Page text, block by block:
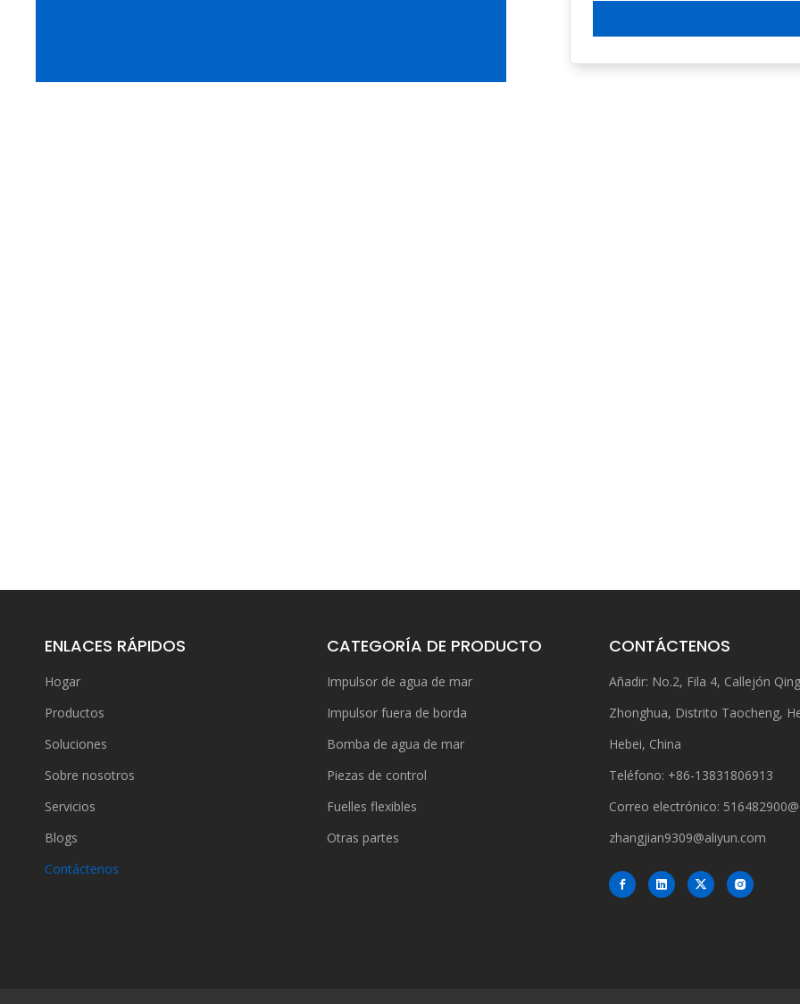
ENLACES RÁPIDOS
Hogar
Productos
Soluciones
Sobre nosotros
Servicios
Blogs
Contáctenos
CATEGORÍA DE PRODUCTO
Impulsor de agua de mar
Impulsor fuera de borda
Bomba de agua de mar
Piezas de control
Fuelles flexibles
Otras partes
CONTÁCTENOS
Añadir: No.2, Fila 4, Callejón
Zhonghua, Distrito Taocheng,
Hebei, China
Teléfono: +86-13831806913
Correo electrónico:
zhangjian9309@aliyun.com